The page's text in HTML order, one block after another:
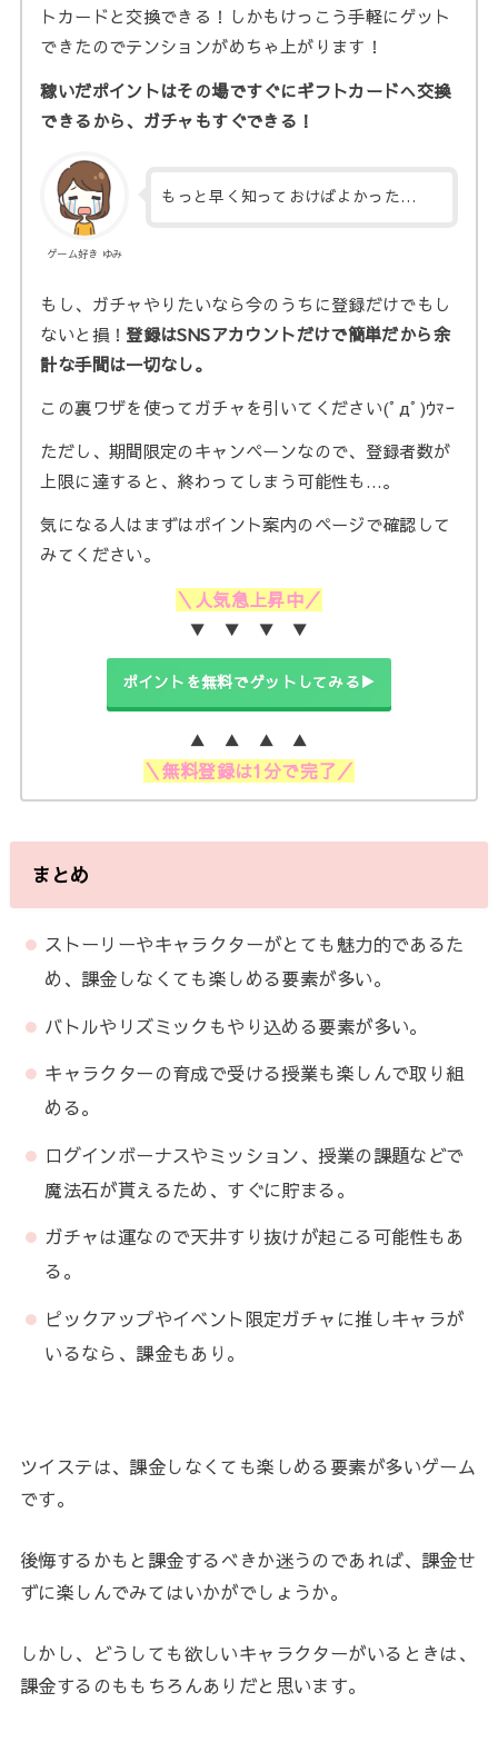
トカードと交換できる！しかもけっこう手軽にゲット
できたのでテンションがめちゃ上がります！
稼いだポイントはその場ですぐにギフトカードへ交換
できるから、ガチャもすぐできる！
ゲーム好き ゆみ
もっと早く知っておけばよかった…
もし、ガチャやりたいなら今のうちに登録だけでもし
ないと損！登録はSNSアカウントだけで簡単だから余
計な手間は一切なし。
この裏ワザを使ってガチャを引いてください(ﾟдﾟ)ｳﾏｰ
ただし、期間限定のキャンペーンなので、登録者数が
上限に達すると、終わってしまう可能性も…。
気になる人はまずはポイント案内のページで確認して
みてください。
＼人気急上昇中／
▼ ▼ ▼ ▼
ポイントを無料でゲットしてみる▶
▲ ▲ ▲ ▲
＼無料登録は1分で完了／
まとめ
ストーリーやキャラクターがとても魅力的であるた
め、課金しなくても楽しめる要素が多い。
バトルやリズミックもやり込める要素が多い。
キャラクターの育成で受ける授業も楽しんで取り組
める。
ログインボーナスやミッション、授業の課題などで
魔法石が貰えるため、すぐに貯まる。
ガチャは運なので天井すり抜けが起こる可能性もあ
る。
ピックアップやイベント限定ガチャに推しキャラが
いるなら、課金もあり。
ツイステは、課金しなくても楽しめる要素が多いゲーム
です。
後悔するかもと課金するべきか迷うのであれば、課金せ
ずに楽しんでみてはいかがでしょうか。
しかし、どうしても欲しいキャラクターがいるときは、
課金するのももちろんありだと思います。